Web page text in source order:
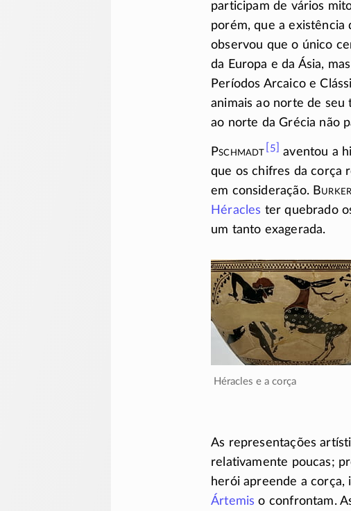
participam de vários
porém, que a existência
observou que o único
da Europa e da Ásia,
Períodos Arcaico e
animais ao norte de
ao norte da Grécia não
Pschmadt [5]
aventou a
que os chifres da corça
em consideração. B
Héracles ter quebrado
um tanto exagerada.
Héracles e a corça
As representações
relativamente poucas;
herói apreende a
Ártemis o confrontam.